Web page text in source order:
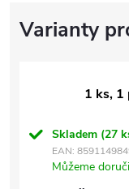
1 ks, 1
Skladem (27
EAN:
Můžeme